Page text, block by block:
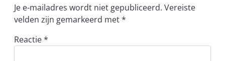
Je e-mailadres wordt niet gepubliceerd. Vereiste
velden zijn gemarkeerd met*
Reactie*